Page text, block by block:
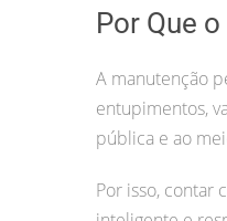
Por Que
A manutenção
entupimentos,
pública e ao
Por isso, contar